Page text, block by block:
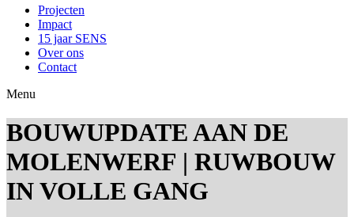
Projecten
Impact
15 jaar SENS
Over ons
Contact
Menu
BOUWUPDATE AAN DE
MOLENWERF | RUWBOUW
IN VOLLE GANG